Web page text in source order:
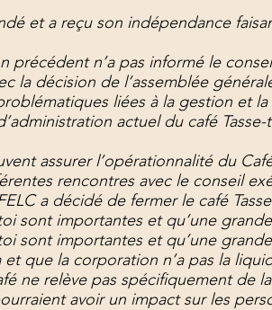
et a reçu son indépendance
précédent n’a pas informé le
la décision de l’assemblée
liées à la gestion et
actuel du café
assurer l’opérationnalité du
rencontres avec le conseil
a décidé de fermer le café
sont importantes et qu’une
sont importantes et qu’une
que la corporation n’a pas la
ne relève pas spécifiquement de
avoir un impact sur les